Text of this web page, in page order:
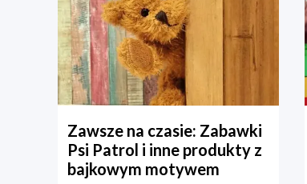
Zawsze na czasie: Zabawki
Psi Patrol i inne produkty z
bajkowym motywem